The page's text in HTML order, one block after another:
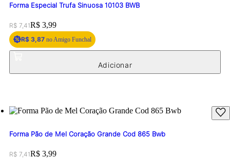
Forma Especial Trufa Sinuosa 10103 BWB
Original price:
R$ 7,41Price:
R$ 3,99
R$ 3,87 no Amigo Funchal
Forma Pão de Mel Coração Grande Cod 865 Bwb
Original price:
R$ 7,41Price:
R$ 3,99